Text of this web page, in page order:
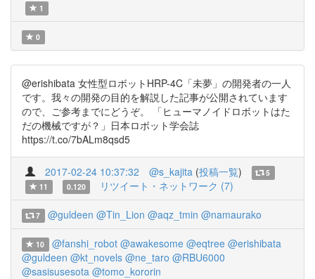
1
0
@erishibata 女性型ロボットHRP-4C「未夢」の開発者の一人
です。我々の開発の目的を解説した記事が公開されています
ので、ご参考までにどうぞ。 「ヒューマノイドロボットはた
だの機械ですが？」日本ロボット学会誌
https://t.co/7bALm8qsd5
2017-02-24 10:37:32 @s_kajita (投稿一覧)
5
11
0.120 リツイート・ネットワーク (7)
7 @guldeen @Tin_Lion @aqz_tmin @namaurako
10 @fanshi_robot @awakesome @eqtree @erishibata
@guldeen @kt_novels @ne_taro @RBU6000
@sasisusesota @tomo_kororin